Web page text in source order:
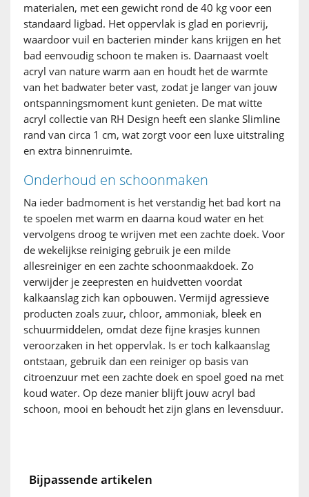
materialen, met een gewicht rond de 40 kg voor een
standaard ligbad. Het oppervlak is glad en porievrij,
waardoor vuil en bacterien minder kans krijgen en het
bad eenvoudig schoon te maken is. Daarnaast voelt
acryl van nature warm aan en houdt het de warmte
van het badwater beter vast, zodat je langer van jouw
ontspanningsmoment kunt genieten. De mat witte
acryl collectie van RH Design heeft een slanke Slimline
rand van circa 1 cm, wat zorgt voor een luxe uitstraling
en extra binnenruimte.
Onderhoud en schoonmaken
Na ieder badmoment is het verstandig het bad kort na
te spoelen met warm en daarna koud water en het
vervolgens droog te wrijven met een zachte doek. Voor
de wekelijkse reiniging gebruik je een milde
allesreiniger en een zachte schoonmaakdoek. Zo
verwijder je zeepresten en huidvetten voordat
kalkaanslag zich kan opbouwen. Vermijd agressieve
producten zoals zuur, chloor, ammoniak, bleek en
schuurmiddelen, omdat deze fijne krasjes kunnen
veroorzaken in het oppervlak. Is er toch kalkaanslag
ontstaan, gebruik dan een reiniger op basis van
citroenzuur met een zachte doek en spoel goed na met
koud water. Op deze manier blijft jouw acryl bad
schoon, mooi en behoudt het zijn glans en levensduur.
Bijpassende artikelen